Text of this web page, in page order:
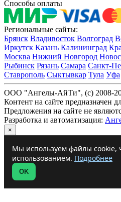
Способы оплаты
Региональные сайты:
Брянск Владивосток Волгоград
Иркутск Казань Калининград
Москва Нижний Новгород
Рыбинск Рязань Самара Санкт-
Ставрополь Сыктывкар Тула Уфа
ООО "Ангелы-АйТи", (c) 2008-
Контент на сайте предназначен
Предложения на сайте не
Разработка и автоматизация:
×
Мы используем файлы cookie,
использованием. Подробнее
OK